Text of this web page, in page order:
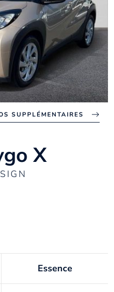
SUPPLÉMENTAIRES
X
Essence